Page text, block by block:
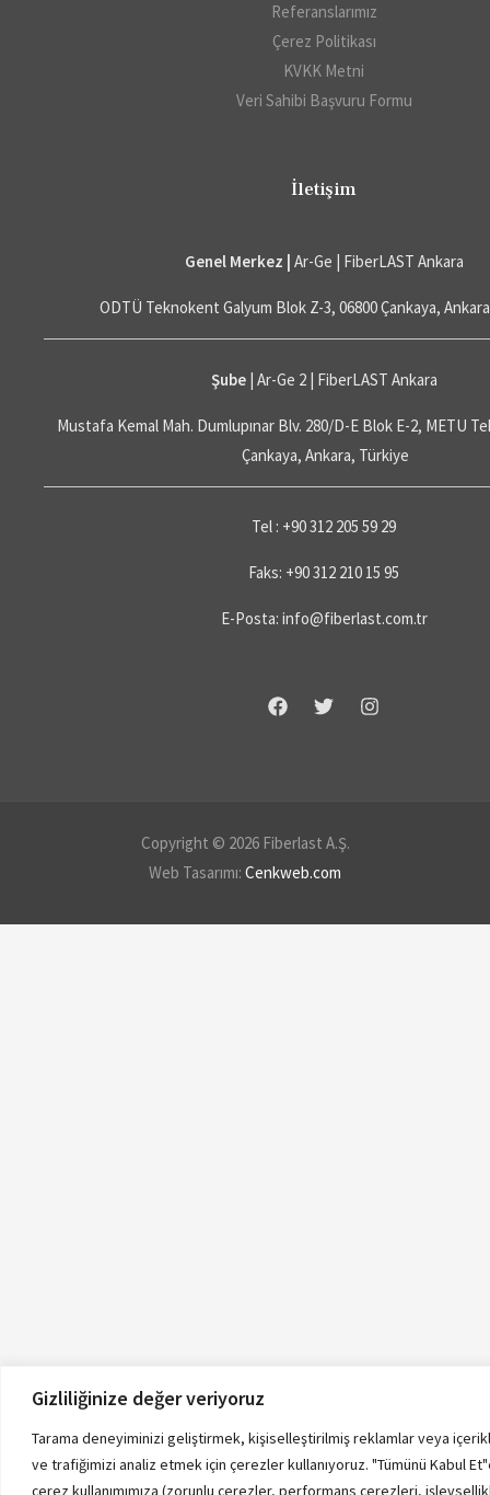
Gizliliğinize değer veriyoruz
Tarama deneyiminizi geliştirmek, kişiselleştirilmiş reklamlar veya
ve trafiğimizi analiz etmek için çerezler kullanıyoruz. "Tümünü Kabul
çerez kullanımımıza (zorunlu çerezler, performans çerezleri,
Referanslarımız
Çerez Politikası
KVKK Metni
Veri Sahibi Başvuru Formu
İletişim
Genel Merkez | Ar-Ge | FiberLAST Ankara
ODTÜ Teknokent Galyum Blok Z-3, 06800 Çankaya,
Şube| Ar-Ge 2 | FiberLAST Ankara
Mustafa Kemal Mah. Dumlupınar Blv. 280/D-E Blok E-2, METU
Çankaya, Ankara, Türkiye
Tel : +90 312 205 59 29
Faks: +90 312 210 15 95
E-Posta: info@fiberlast.com.tr
Copyright © 2026 Fiberlast A.Ş.
Web Tasarımı: Cenkweb.com